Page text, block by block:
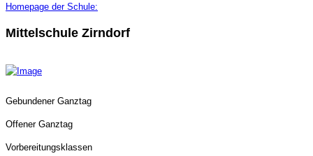
Homepage der Schule:
Mittelschule Zirndorf
Gebundener Ganztag
Offener Ganztag
Vorbereitungsklassen